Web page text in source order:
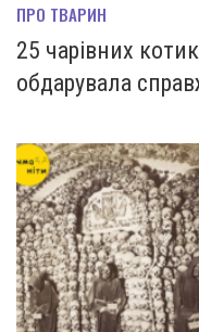
ПРО ТВАРИН
25 чарівних
обдарувала